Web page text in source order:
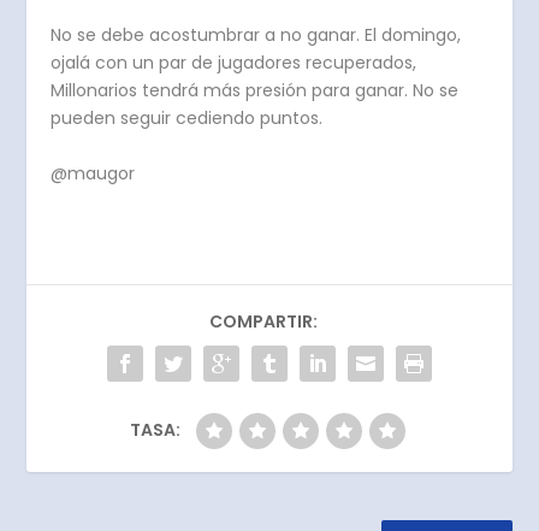
No se debe acostumbrar a no ganar. El domingo,
ojalá con un par de jugadores recuperados,
Millonarios tendrá más presión para ganar. No se
pueden seguir cediendo puntos.
@maugor
COMPARTIR:
TASA: